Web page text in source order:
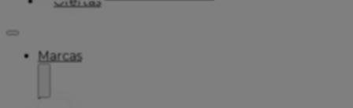
Marcas